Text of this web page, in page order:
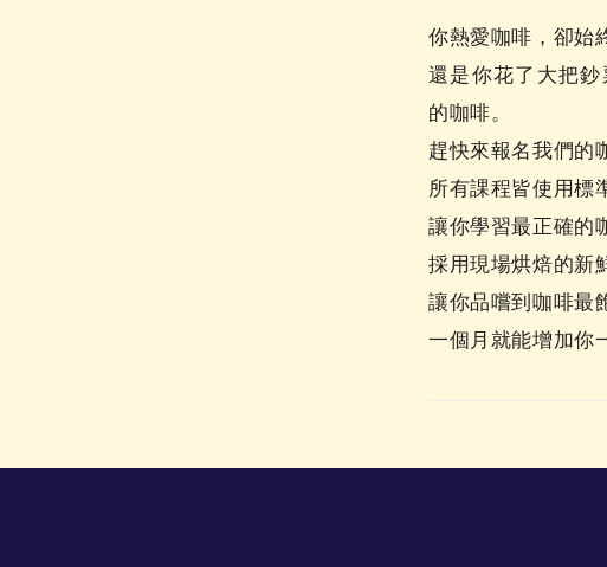
你熱愛咖啡，卻始
還是你花了大把
的咖啡。
趕快來報名我們的
所有課程皆使用標
讓你學習最正確的
採用現場烘焙的新
讓你品嚐到咖啡最
一個月就能增加你